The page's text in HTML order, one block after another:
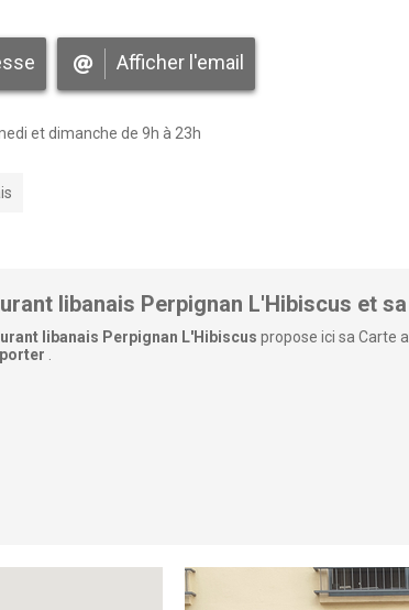
Afficher l'email
et dimanche de 9h à 23h
libanais Perpignan L'Hibiscus et
libanais Perpignan L'Hibiscus propose ici sa Carte